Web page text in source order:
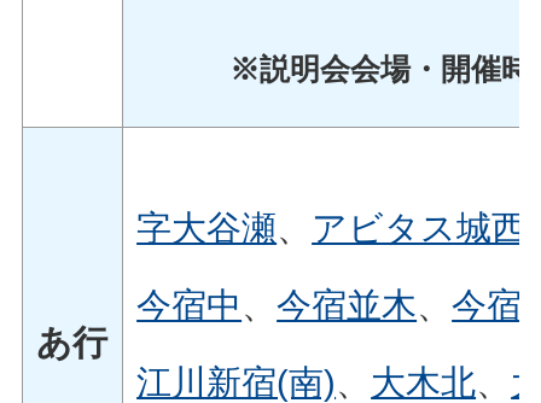
※説明会会場・開催
あ行
字大谷瀬、 アビタス城西
今宿中、今宿並木、今宿
江川新宿(南)、 大木北、